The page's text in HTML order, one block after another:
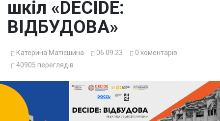
шкіл «DECIDE:
ВІДБУДОВА»
Катерина Матієшина 06.09.23 0 коментарів
40905 переглядів